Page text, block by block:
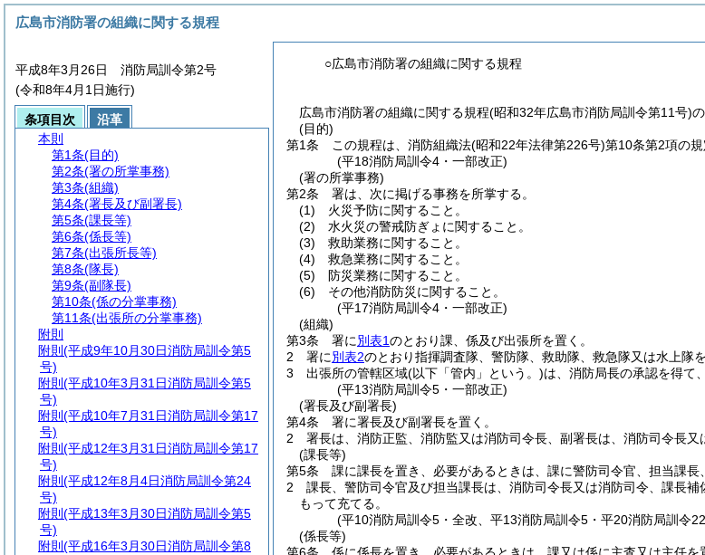
○広島市消防署の組織に関する規程
広島市消防署の組織に関する規程(昭和32年広島市消防局訓令第11号)の
(目的)
第1条
この規程は、消防組織法(昭和22年法律第226号)第10条第2項の
(平18消防局訓令4・一部改正)
(署の所掌事務)
第2条
署は、次に掲げる事務を所掌する。
(1)
火災予防に関すること。
(2)
水火災の警戒防ぎょに関すること。
(3)
救助業務に関すること。
(4)
救急業務に関すること。
(5)
防災業務に関すること。
(6)
その他消防防災に関すること。
(平17消防局訓令4・一部改正)
(組織)
第3条
署に別表1のとおり課、係及び出張所を置く。
2
署に別表2のとおり指揮調査隊、警防隊、救助隊、救急隊又は水上隊を
3
出張所の管轄区域(以下「管内」という。)は、消防局長の承認を得て
(平13消防局訓令5・一部改正)
(署長及び副署長)
第4条
署に署長及び副署長を置く。
2
署長は、消防正監、消防監又は消防司令長、副署長は、消防司令長又
(課長等)
第5条
課に課長を置き、必要があるときは、課に警防司令官、担当課長
2
課長、警防司令官及び担当課長は、消防司令長又は消防司令、課長
もって充てる。
(平10消防局訓令5・全改、平13消防局訓令5・平20消防局訓令
(係長等)
広島市消防署の組織に関する規程
平成8年3月26日 消防局訓令第2号
(令和8年4月1日施行)
条項目次
沿革
本則
第1条(目的)
第2条(署の所掌事務)
第3条(組織)
第4条(署長及び副署長)
第5条(課長等)
第6条(係長等)
第7条(出張所長等)
第8条(隊長)
第9条(副隊長)
第10条(係の分掌事務)
第11条(出張所の分掌事務)
附則
附則 (平成9年10月30日消防局訓令第5
号)
附則 (平成10年3月31日消防局訓令第5
号)
附則 (平成10年7月31日消防局訓令第17
号)
附則 (平成12年3月31日消防局訓令第17
号)
附則 (平成12年8月4日消防局訓令第24
号)
附則 (平成13年3月30日消防局訓令第5
号)
附則 (平成16年3月30日消防局訓令第8